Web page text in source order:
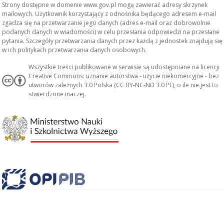
Strony dostępne w domenie www.gov.pl mogą zawierać adresy skrzynek
mailowych. Użytkownik korzystający z odnośnika będącego adresem e-mail
zgadza się na przetwarzanie jego danych (adres e-mail oraz dobrowolnie
podanych danych w wiadomości) w celu przesłania odpowiedzi na przesłane
pytania. Szczegóły przetwarzania danych przez każdą z jednostek znajdują się
w ich politykach przetwarzania danych osobowych.
Wszystkie treści publikowane w serwisie są udostępniane na licencji
Creative Commons: uznanie autorstwa - użycie niekomercyjne - bez
utworów zależnych 3.0 Polska (CC BY-NC-ND 3.0 PL), o ile nie jest to
stwierdzone inaczej.